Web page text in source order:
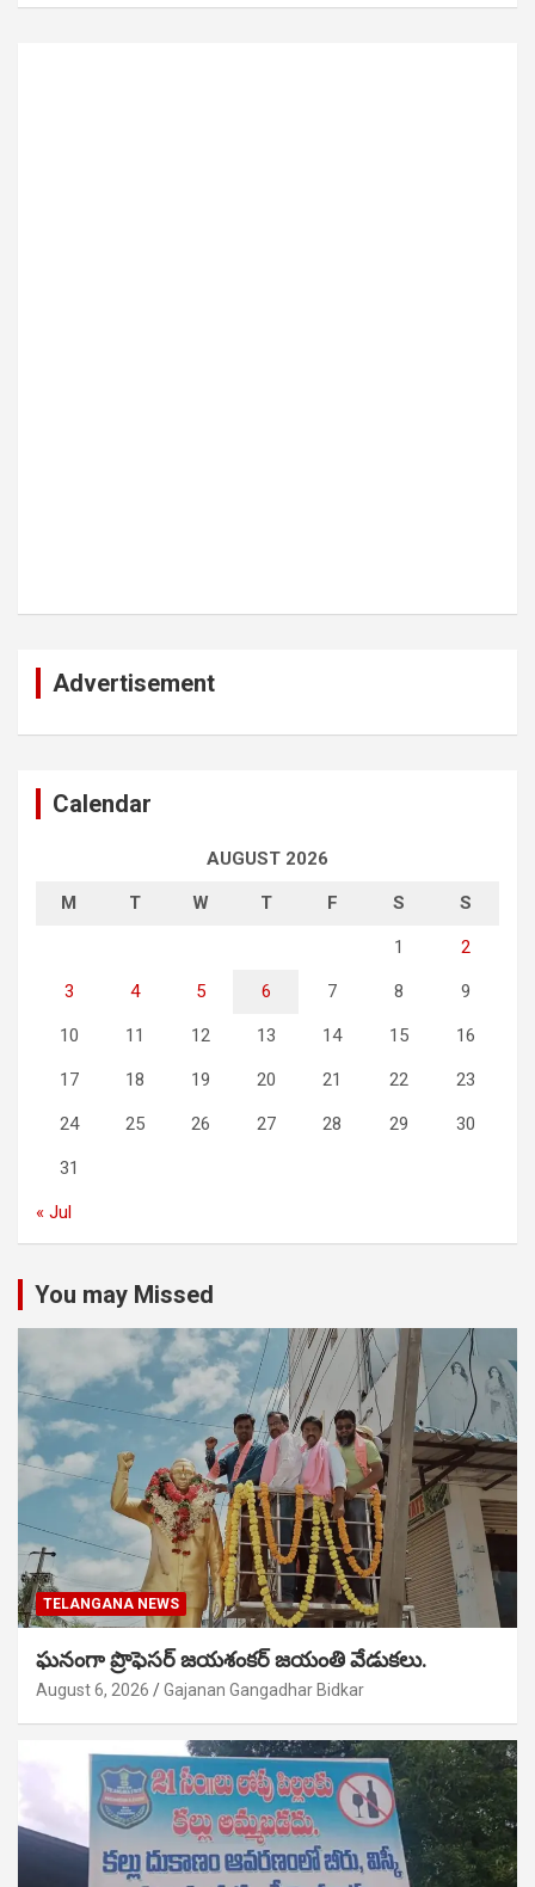
Advertisement
Calendar
AUGUST 2026
M T W T F S S
1 2
3 4 5 6 7 8 9
10 11 12 13 14 15 16
17 18 19 20 21 22 23
24 25 26 27 28 29 30
31
« Jul
You may Missed
TELANGANA NEWS
ఘనంగా ప్రొఫెసర్ జయశంకర్ జయంతి వేడుకలు.
August 6, 2026 Gajanan Gangadhar Bidkar